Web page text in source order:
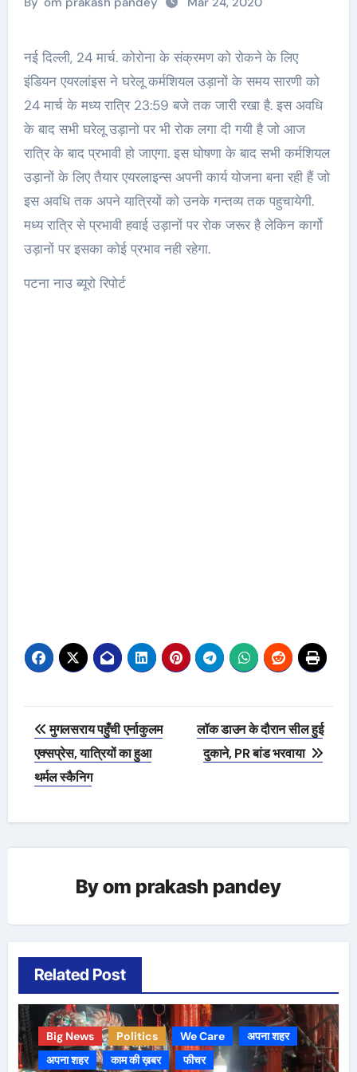
नई दिल्ली, 24 मार्च. कोरोना के संक्रमण को रोकने के लिए
इंडियन एयरलांइस ने घरेलू कर्मशियल उड़ानों के समय सारणी को
24 मार्च के मध्य रात्रि 23:59 बजे तक जारी रखा है. इस अवधि
के बाद सभी घरेलू उड़ानो पर भी रोक लगा दी गयी है जो आज
रात्रि के बाद प्रभावी हो जाएगा. इस घोषणा के बाद सभी कर्मशियल
उड़ानों के लिए तैयार एयरलाइन्स अपनी कार्य योजना बना रही हैं जो
इस अवधि तक अपने यात्रियों को उनके गन्तव्य तक पहुचायेगी.
मध्य रात्रि से प्रभावी हवाई उड़ानों पर रोक जरूर है लेकिन कार्गो
उड़ानों पर इसका कोई प्रभाव नही रहेगा.
पटना नाउ ब्यूरो रिपोर्ट
Post
navigation
मुगलसराय पहुँची एर्नाकुलम
एक्सप्रेस, यात्रियों का हुआ
थर्मल स्कैनिग
लॉक डाउन के दौरान सील हुई
दुकाने, PR बांड भरवाया
Byom prakash pandey
Related Post
Big News Politics We Care
अपना शहर
अपना शहर
काम की ख़बर फीचर